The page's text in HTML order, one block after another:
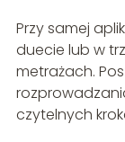
Przy samej
duecie lub w
metrażach.
czytelnych